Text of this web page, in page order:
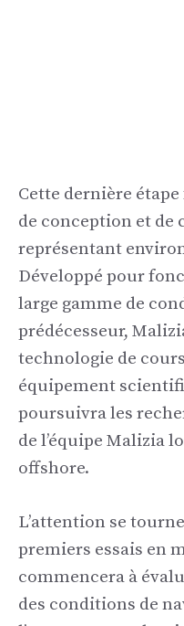
Cette dernière
de conception et de
représentant
Développé pour
large gamme de
prédécesseur,
technologie de
équipement
poursuivra les
de l’équipe Malizia
offshore.
L’attention se
premiers essais en
commencera à
des conditions de